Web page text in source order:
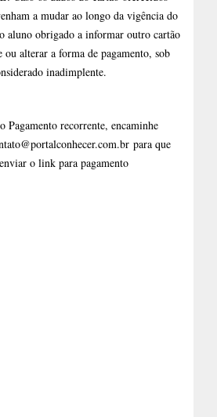
a mudar ao longo da vigência do
aluno obrigado a informar outro cartão
ou alterar a forma de pagamento, sob
inadimplente.
Pagamento recorrente, encaminhe
para que
o link para pagamento